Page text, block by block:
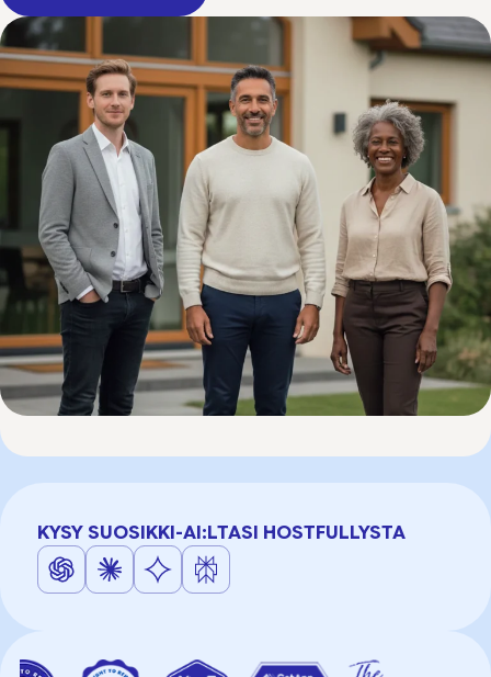
KYSY SUOSIKKI-AI:LTASI HOSTFULLYSTA